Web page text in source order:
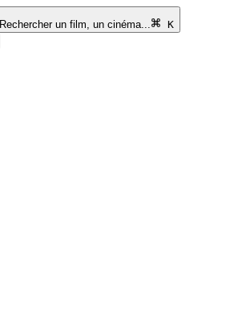
Rechercher un film, un cinéma...
K